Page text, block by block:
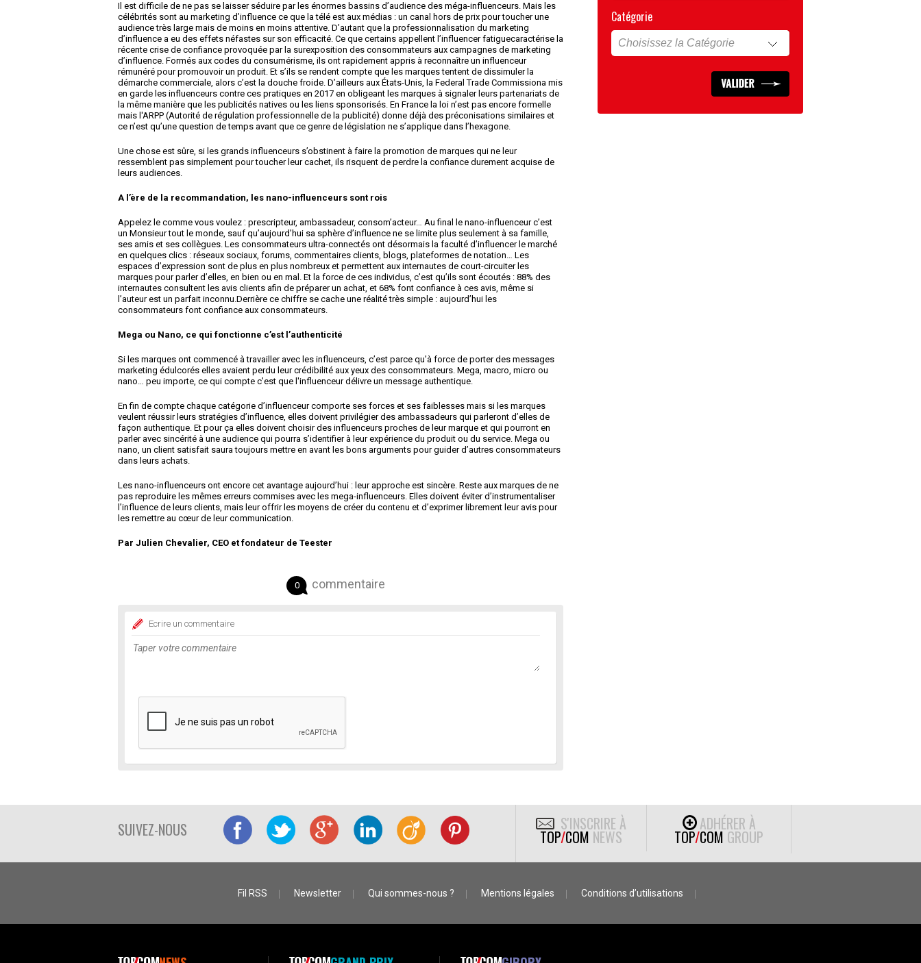
Il est difficile de ne pas se laisser séduire par les énormes bassins d’audience des méga-influenceurs. Mais les
célébrités sont au marketing d’influence ce que la télé est aux médias : un canal hors de prix pour toucher une
audience très large mais de moins en moins attentive. D’autant que la professionnalisation du marketing
d’influence a eu des effets néfastes sur son efficacité. Ce que certains appellent l’influencer fatiguecaractérise la
récente crise de confiance provoquée par la surexposition des consommateurs aux campagnes de marketing
d’influence. Formés aux codes du consumérisme, ils ont rapidement appris à reconnaître un influenceur
rémunéré pour promouvoir un produit. Et s’ils se rendent compte que les marques tentent de dissimuler la
démarche commerciale, alors c’est la douche froide. D’ailleurs aux États-Unis, la Federal Trade Commissiona mis
en garde les influenceurs contre ces pratiques en 2017 en obligeant les marques à signaler leurs partenariats de
la même manière que les publicités natives ou les liens sponsorisés. En France la loi n’est pas encore formelle
mais l'ARPP (Autorité de régulation professionnelle de la publicité) donne déjà des préconisations similaires et
ce n’est qu’une question de temps avant que ce genre de législation ne s’applique dans l’hexagone.
Une chose est sûre, si les grands influenceurs s’obstinent à faire la promotion de marques qui ne leur
ressemblent pas simplement pour toucher leur cachet, ils risquent de perdre la confiance durement acquise de
leurs audiences.
A l’ère de la recommandation, les nano-influenceurs sont rois
Appelez le comme vous voulez : prescripteur, ambassadeur, consom’acteur… Au final le nano-influenceur c’est
un Monsieur tout le monde, sauf qu’aujourd’hui sa sphère d’influence ne se limite plus seulement à sa famille,
ses amis et ses collègues. Les consommateurs ultra-connectés ont désormais la faculté d’influencer le marché
en quelques clics : réseaux sociaux, forums, commentaires clients, blogs, plateformes de notation… Les
espaces d’expression sont de plus en plus nombreux et permettent aux internautes de court-circuiter les
marques pour parler d’elles, en bien ou en mal. Et la force de ces individus, c’est qu’ils sont écoutés : 88% des
internautes consultent les avis clients afin de préparer un achat, et 68% font confiance à ces avis, même si
l’auteur est un parfait inconnu.Derrière ce chiffre se cache une réalité très simple : aujourd’hui les
consommateurs font confiance aux consommateurs.
Mega ou Nano, ce qui fonctionne c’est l’authenticité
Si les marques ont commencé à travailler avec les influenceurs, c’est parce qu’à force de porter des messages
marketing édulcorés elles avaient perdu leur crédibilité aux yeux des consommateurs. Mega, macro, micro ou
nano… peu importe, ce qui compte c’est que l'influenceur délivre un message authentique.
En fin de compte chaque catégorie d’influenceur comporte ses forces et ses faiblesses mais si les marques
veulent réussir leurs stratégies d’influence, elles doivent privilégier des ambassadeurs qui parleront d’elles de
façon authentique. Et pour ça elles doivent choisir des influenceurs proches de leur marque et qui pourront en
parler avec sincérité à une audience qui pourra s’identifier à leur expérience du produit ou du service. Mega ou
nano, un client satisfait saura toujours mettre en avant les bons arguments pour guider d’autres consommateurs
dans leurs achats.
Les nano-influenceurs ont encore cet avantage aujourd’hui : leur approche est sincère. Reste aux marques de ne
pas reproduire les mêmes erreurs commises avec les mega-influenceurs. Elles doivent éviter d’instrumentaliser
l’influence de leurs clients, mais leur offrir les moyens de créer du contenu et d’exprimer librement leur avis pour
les remettre au cœur de leur communication.
Par Julien Chevalier, CEO et fondateur de Teester
0 commentaire
Ecrire un commentaire
Catégorie
SUIVEZ-NOUS S'INSCRIRE À
TOP/COM NEWS
ADHÉRER À
TOP/COM GROUP
Fil RSS Newsletter Qui sommes-nous ? Mentions légales Conditions d’utilisations